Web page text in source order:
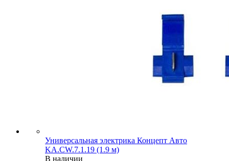
Универсальная электрика Концепт Авто
KA.CW.7.1.19 (1.9 м)
В наличии